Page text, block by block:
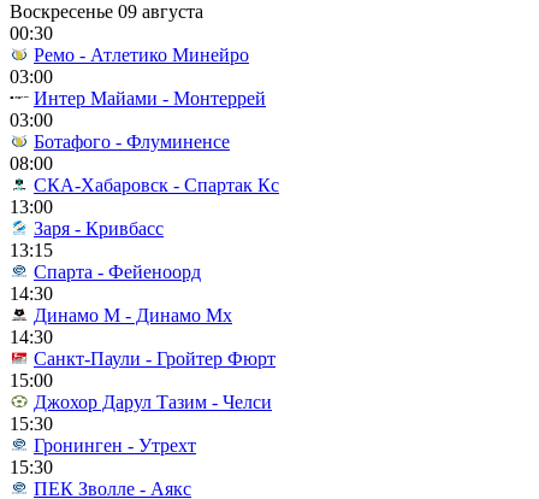
Воскресенье 09 августа
00:30
Ремо - Атлетико Минейро
03:00
Интер Майами - Монтеррей
03:00
Ботафого - Флуминенсе
08:00
СКА-Хабаровск - Спартак Кс
13:00
Заря - Кривбасс
13:15
Спарта - Фейеноорд
14:30
Динамо М - Динамо Мх
14:30
Санкт-Паули - Гройтер Фюрт
15:00
Джохор Дарул Тазим - Челси
15:30
Гронинген - Утрехт
15:30
ПЕК Зволле - Аякс